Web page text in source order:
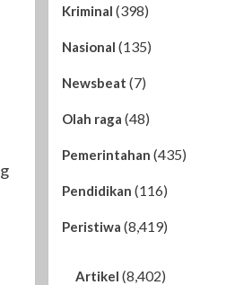
Kriminal (398)
Nasional (135)
Newsbeat (7)
Olah raga (48)
Pemerintahan (435)
Pendidikan (116)
Peristiwa (8,419)
Artikel (8,402)